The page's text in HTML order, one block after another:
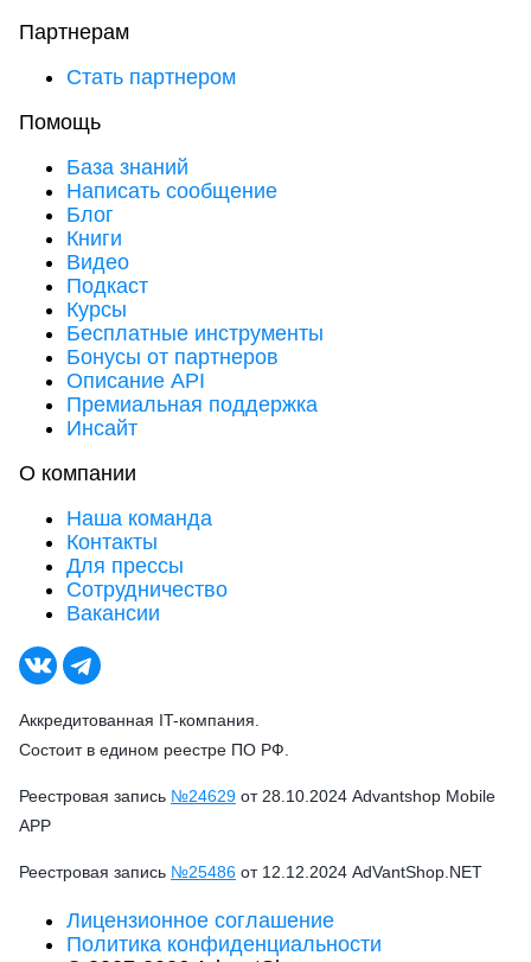
Партнерам
Стать партнером
Помощь
База знаний
Написать сообщение
Блог
Книги
Видео
Подкаст
Курсы
Бесплатные инструменты
Бонусы от партнеров
Описание API
Премиальная поддержка
Инсайт
О компании
Наша команда
Контакты
Для прессы
Сотрудничество
Вакансии
Аккредитованная IT-компания.
Состоит в едином реестре ПО РФ.
Реестровая запись №24629 от 28.10.2024 Advantshop Mobile
APP
Реестровая запись №25486 от 12.12.2024 AdVantShop.NET
Лицензионное соглашение
Политика конфиденциальности